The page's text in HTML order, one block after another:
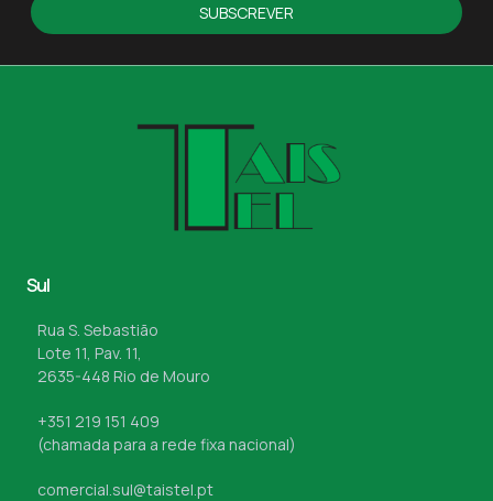
SUBSCREVER
Sul
Rua S. Sebastião
Lote 11, Pav. 11,
2635-448 Rio de Mouro
+351 219 151 409
(chamada para a rede fixa nacional)
comercial.sul@taistel.pt